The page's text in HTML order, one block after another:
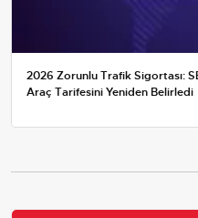
2026 Zorunlu Trafik Sigortası:
Araç Tarifesini Yeniden Belirledi